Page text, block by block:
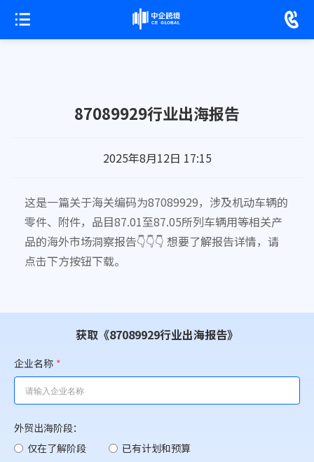
87089929行业出海报告
2025年8月12日 17:15
这是一篇关于海关编码为87089929，涉及机动车辆的
零件、附件，品目87.01至87.05所列车辆用等相关产
品的海外市场洞察报告👇👇👇 想要了解报告详情，请
点击下方按钮下载。
获取《87089929行业出海报告》
企业名称 *
外贸出海阶段：
仅在了解阶段
已有计划和预算